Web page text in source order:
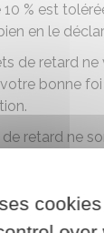
10 % est
en le
de retard
bonne
retard ne
écrit, lors
les motifs
de
déclarée.